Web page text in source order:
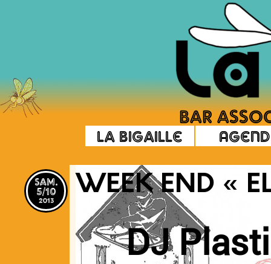
La Bigaille
sam.
5/10
2013
WEEK END «
DJ